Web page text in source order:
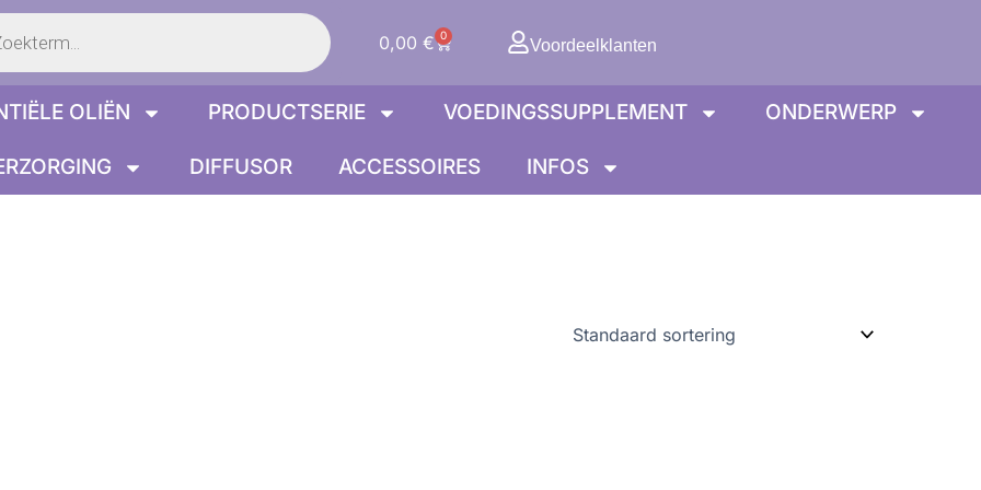
0,00 € 0
WinkelwagenVoordeelklanten
OLIËN PRODUCTSERIE VOEDINGSSUPPLEMENT ONDERWERP
DIFFUSOR ACCESSOIRES INFOS